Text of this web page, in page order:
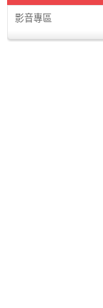
影音專區